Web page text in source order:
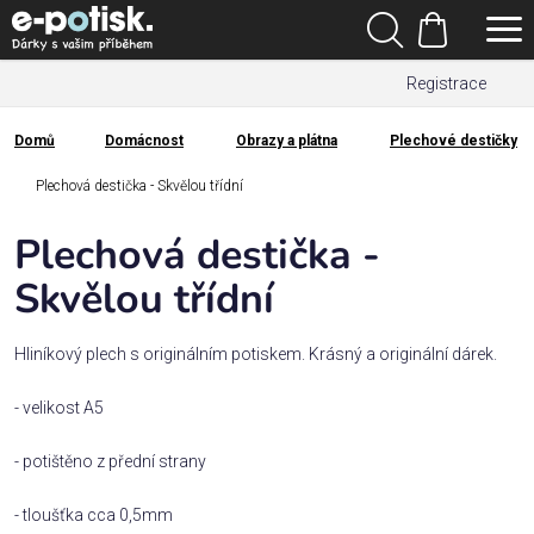
Přejít
na
obsah
Registrace
Hledat
Nákupní
košík
Kategorie
Dárek
pro
Rodina
Láska
Povolání,
sport
Domů
Domů Domácnost Obrazy a plátna Plechové destičky
Plechová destička - Skvělou třídní
Plechová destička -
Skvělou třídní
Hliníkový plech s originálním potiskem. Krásný a originální dárek.
- velikost A5
- potištěno z přední strany
- tloušťka cca 0,5mm